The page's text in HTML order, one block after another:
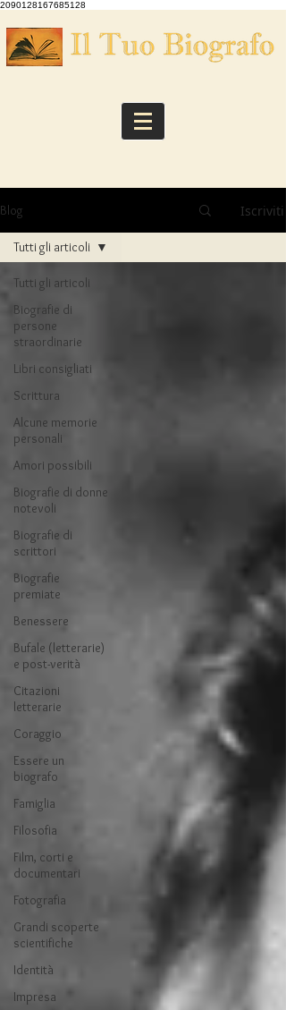
2090128167685128
Blog Iscriviti
Tutti gli articoli
Biografie di
persone
straordinarie
Libri consigliati
Scrittura
Alcune memorie
personali
Amori possibili
Biografie di donne
notevoli
Biografie di
scrittori
Biografie
premiate
Benessere
Bufale (letterarie)
e post-verità
Citazioni
letterarie
Coraggio
Essere un
biografo
Famiglia
Filosofia
Film, corti e
documentari
Fotografia
Grandi scoperte
scientifiche
Identità
Impresa
Tutti gli articoli